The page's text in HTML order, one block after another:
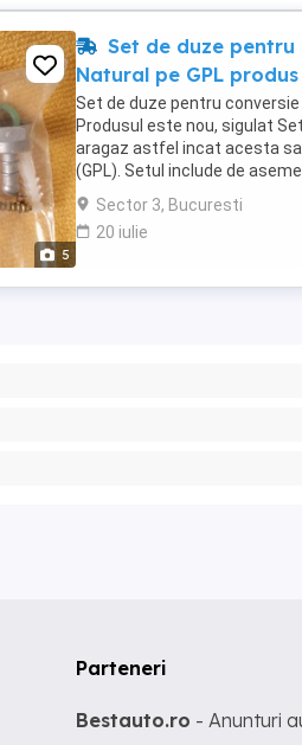
5
Set de duze
Natural pe GPL produs
Set de duze pentru conversie
Produsul este nou, sigulat
aragaz astfel incat acesta
(GPL). Setul include de
Fotografiile sunt reale ...
Sector 3, Bucuresti
20 iulie
Parteneri
Bestauto.ro - Anunturi